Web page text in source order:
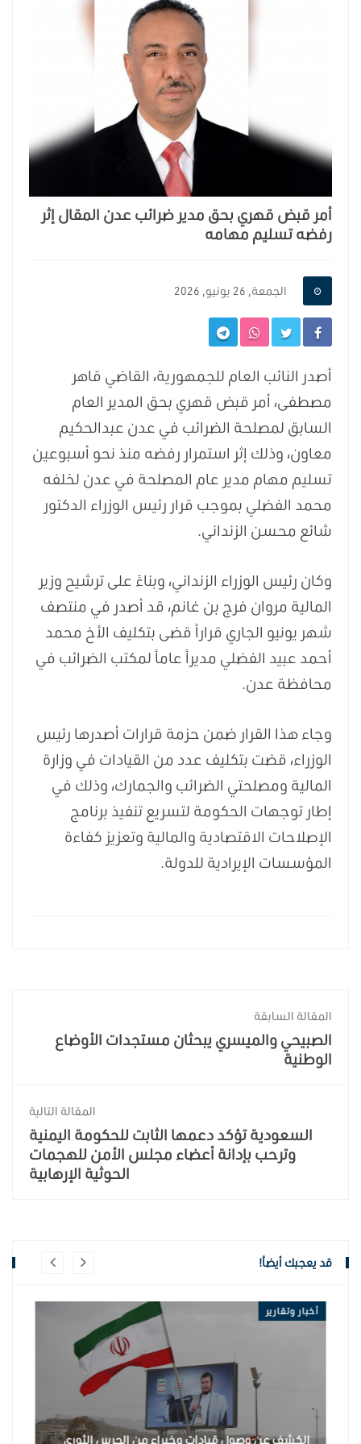
أمر قبض قهري بحق مدير ضرائب عدن المقال إثر
رفضه تسليم مهامه
الجمعة, 26 يونيو, 2026
أصدر النائب العام للجمهورية، القاضي قاهر
مصطفى، أمر قبض قهري بحق المدير العام
السابق لمصلحة الضرائب في عدن عبدالحكيم
معاون، وذلك إثر استمرار رفضه منذ نحو أسبوعين
تسليم مهام مدير عام المصلحة في عدن لخلفه
محمد الفضلي بموجب قرار رئيس الوزراء الدكتور
شائع محسن الزنداني.
وكان رئيس الوزراء الزنداني، وبناءً على ترشيح وزير
المالية مروان فرج بن غانم، قد أصدر في منتصف
شهر يونيو الجاري قراراً قضى بتكليف الأخ محمد
أحمد عبيد الفضلي مديراً عاماً لمكتب الضرائب في
محافظة عدن.
وجاء هذا القرار ضمن حزمة قرارات أصدرها رئيس
الوزراء، قضت بتكليف عدد من القيادات في وزارة
المالية ومصلحتي الضرائب والجمارك، وذلك في
إطار توجهات الحكومة لتسريع تنفيذ برنامج
الإصلاحات الاقتصادية والمالية وتعزيز كفاءة
المؤسسات الإيرادية للدولة.
المقالة السابقة
الصبيحي والميسري يبحثان مستجدات الأوضاع
الوطنية
المقالة التالية
السعودية تؤكد دعمها الثابت للحكومة اليمنية
وترحب بإدانة أعضاء مجلس الأمن للهجمات
الحوثية الإرهابية
قد يعجبك أيضاً!
أخبار وتقارير
الصلاحيات والإيرادات.. وزير الإدارة المحلية يكشف عن